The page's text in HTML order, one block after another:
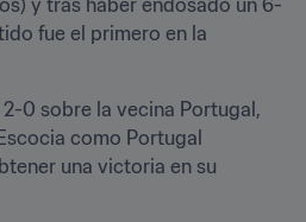
fue el primero en la
0 sobre la vecina Portugal,
como Portugal
una victoria en su